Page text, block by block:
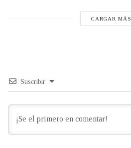
CARGAR MÁS
Suscribir